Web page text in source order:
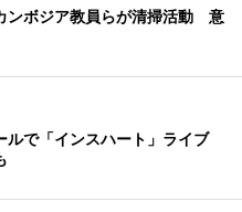
ンボジア教員らが清掃活動 意
ルで「インスハート」ライブ